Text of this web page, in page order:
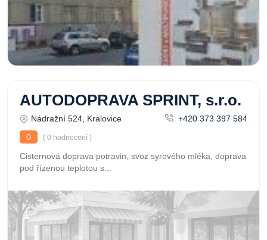
AUTODOPRAVA SPRINT, s.r.o.
Nádražní 524, Kralovice
+420 373 397 584
0
( 0 hodnocení )
Cisternová doprava potravin, svoz syrového mléka, doprava
pod řízenou teplotou s...